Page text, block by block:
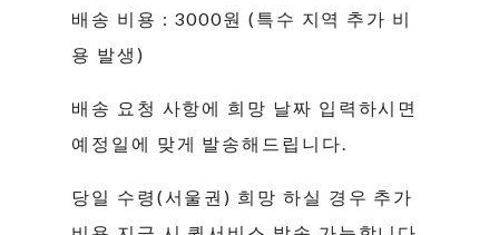
배송 비용 : 3000원 (특수 지역 추가 비
용 발생)
배송 요청 사항에 희망 날짜 입력하시면
예정일에 맞게 발송해드립니다.
당일 수령(서울권) 희망 하실 경우 추가